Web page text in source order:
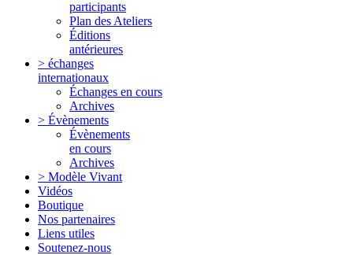
participants
Plan des Ateliers
Éditions
antérieures
> échanges
internationaux
Échanges en cours
Archives
> Évènements
Évènements
en cours
Archives
> Modèle Vivant
Vidéos
Boutique
Nos partenaires
Liens utiles
Soutenez-nous